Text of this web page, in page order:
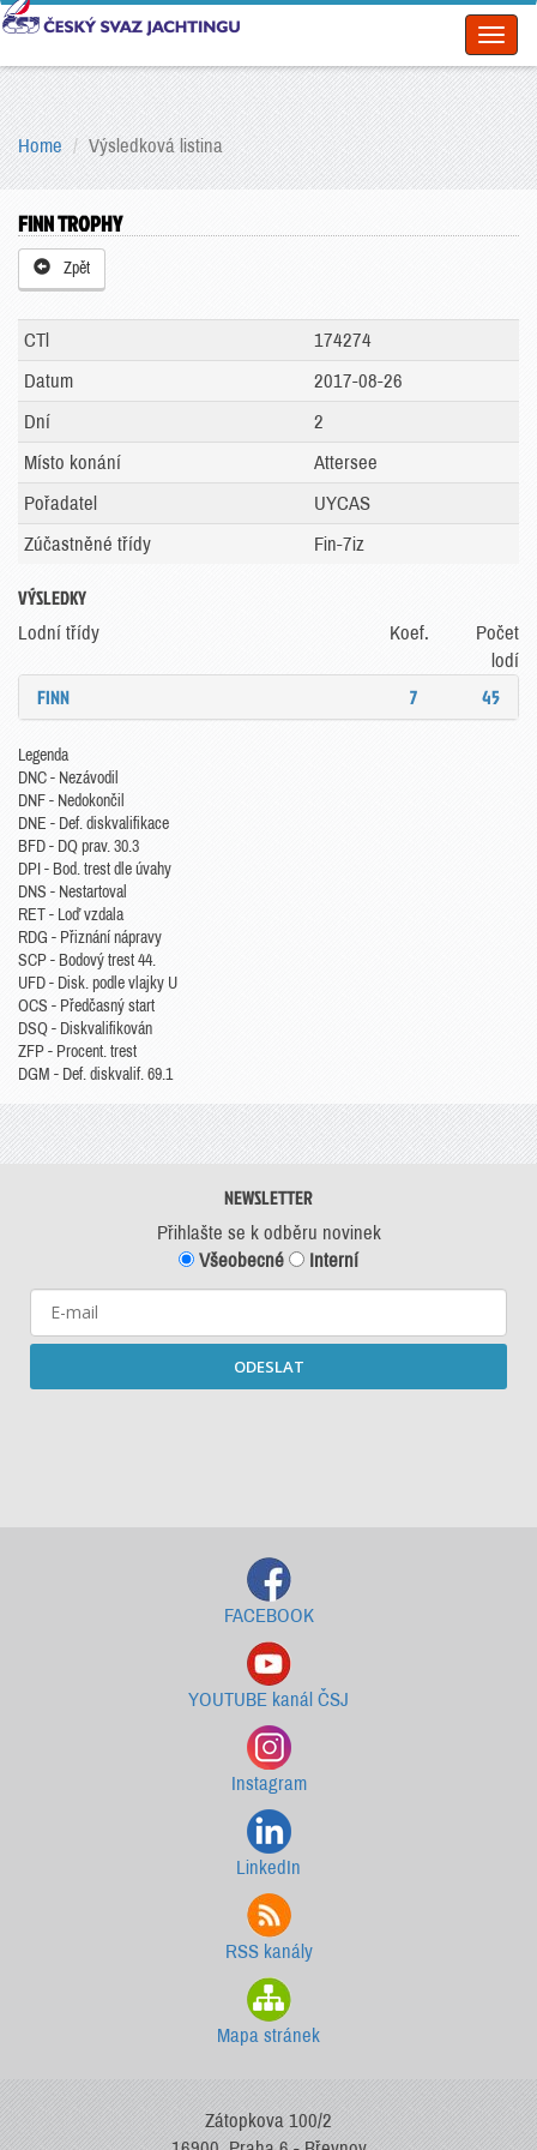
Home Výsledková listina
FINN TROPHY
Zpět
CTl
174274
Datum
2017-08-26
Dní
2
Místo konání
Attersee
Pořadatel
UYCAS
Zúčastněné třídy
Fin-7iz
VÝSLEDKY
Lodní třídy Koef.
Počet
lodí
FINN 7 45
Legenda
DNC - Nezávodil
DNF - Nedokončil
DNE - Def. diskvalifikace
BFD - DQ prav. 30.3
DPI - Bod. trest dle úvahy
DNS - Nestartoval
RET - Loď vzdala
RDG - Přiznání nápravy
SCP - Bodový trest 44.
UFD - Disk. podle vlajky U
OCS - Předčasný start
DSQ - Diskvalifikován
ZFP - Procent. trest
DGM - Def. diskvalif. 69.1
NEWSLETTER
Přihlašte se k odběru novinek
Všeobecné
Interní
ODESLAT
FACEBOOK
YOUTUBE kanál ČSJ
Instagram
LinkedIn
RSS kanály
Mapa stránek
Zátopkova 100/2